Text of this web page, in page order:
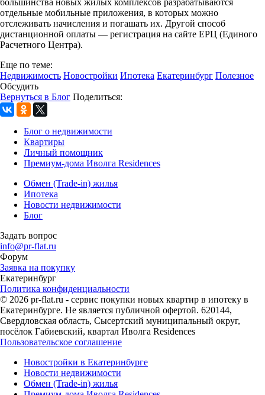
большинства новых жилых комплексов разрабатываются
отдельные мобильные приложения, в которых можно
отслеживать начисления и погашать их. Другой способ
дистанционной оплаты — регистрация на сайте ЕРЦ (Единого
Расчетного Центра).
Еще по теме:
Недвижимость Новостройки Ипотека Екатеринбург Полезное
Обсудить
Вернуться в Блог Поделиться:
Блог о недвижимости
Квартиры
Личный помощник
Премиум-дома Иволга Residences
Обмен (Trade-in) жилья
Ипотека
Новости недвижимости
Блог
Задать вопрос
info@pr-flat.ru
Форум
Заявка на покупку
Екатеринбург
Политика конфиденциальности
© 2026 pr-flat.ru - сервис покупки новых квартир в ипотеку в
Екатеринбурге. Не является публичной офертой. 620144,
Свердловская область, Сысертский муниципальный округ,
посёлок Габиевский, квартал Иволга Residences
Пользовательское соглашение
Новостройки в Екатеринбурге
Новости недвижимости
Обмен (Trade-in) жилья